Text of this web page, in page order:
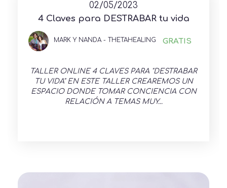
02/05/2023
4 Claves para DESTRABAR tu vida
MARK Y NANDA - THETAHEALING GRATIS
TALLER ONLINE 4 CLAVES PARA "DESTRABAR
TU VIDA" EN ESTE TALLER CREAREMOS UN
ESPACIO DONDE TOMAR CONCIENCIA CON
RELACIÓN A TEMAS MUY...